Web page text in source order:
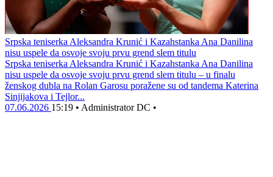
Srpska teniserka Aleksandra Krunić i Kazahstanka Ana Danilina
nisu uspele da osvoje svoju prvu grend slem titulu
Srpska teniserka Aleksandra Krunić i Kazahstanka Ana Danilina
nisu uspele da osvoje svoju prvu grend slem titulu – u finalu
ženskog dubla na Rolan Garosu poražene su od tandema Katerina
Sinjijakova i Tejlor...
07.06.2026 15:19 • Administrator DC •